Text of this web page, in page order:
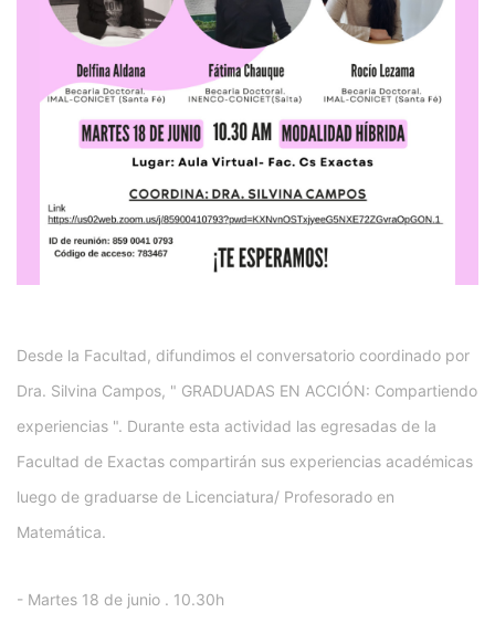
Desde la Facultad, difundimos el conversatorio coordinado por
Dra. Silvina Campos, " GRADUADAS EN ACCIÓN: Compartiendo
experiencias ". Durante esta actividad las egresadas de la
Facultad de Exactas compartirán sus experiencias académicas
luego de graduarse de Licenciatura/ Profesorado en
Matemática.
- Martes 18 de junio . 10.30h